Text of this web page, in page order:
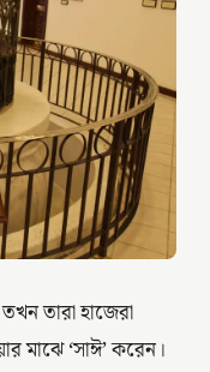
তারা হাজেরা
মাঝে ‘সাঈ’ করেন।